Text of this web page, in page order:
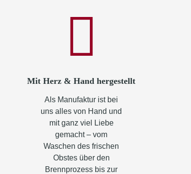
Mit Herz & Hand hergestellt
Als Manufaktur ist bei
uns alles von Hand und
mit ganz viel Liebe
gemacht – vom
Waschen des frischen
Obstes über den
Brennprozess bis zur